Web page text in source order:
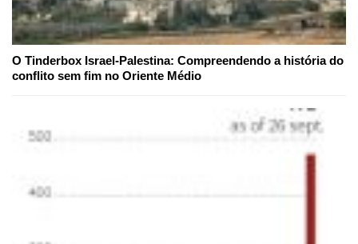
O Tinderbox Israel-Palestina: Compreendendo a história do
conflito sem fim no Oriente Médio